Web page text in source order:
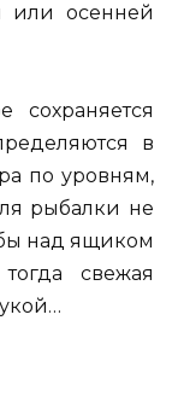
или осенней
в
по уровням,
рыбалки не
над ящиком
свежая